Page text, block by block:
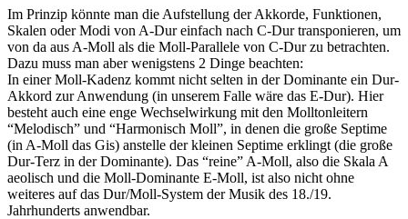
Im Prinzip könnte man die Aufstellung der Akkorde, Funktionen,
Skalen oder Modi von A-Dur einfach nach C-Dur transponieren, um
von da aus A-Moll als die Moll-Parallele von C-Dur zu betrachten.
Dazu muss man aber wenigstens 2 Dinge beachten:
In einer Moll-Kadenz kommt nicht selten in der Dominante ein Dur-
Akkord zur Anwendung (in unserem Falle wäre das E-Dur). Hier
besteht auch eine enge Wechselwirkung mit den Molltonleitern
“Melodisch” und “Harmonisch Moll”, in denen die große Septime
(in A-Moll das Gis) anstelle der kleinen Septime erklingt (die große
Dur-Terz in der Dominante). Das “reine” A-Moll, also die Skala A
aeolisch und die Moll-Dominante E-Moll, ist also nicht ohne
weiteres auf das Dur/Moll-System der Musik des 18./19.
Jahrhunderts anwendbar.